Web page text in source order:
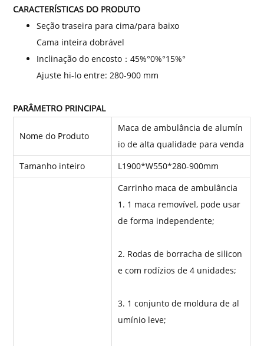
CARACTERÍSTICAS DO PRODUTO
Seção traseira para cima/para baixo
Cama inteira dobrável
Inclinação do encosto：45%°0%°15%°
Ajuste hi-lo entre: 280-900 mm
PARÂMETRO PRINCIPAL
Nome do Produto
Maca de ambulância de alumín
io de alta qualidade para venda
Tamanho inteiro
L1900*W550*280-900mm
Carrinho maca de ambulância
1. 1 maca removível, pode usar
de forma independente;
2. Rodas de borracha de silicon
e com rodízios de 4 unidades;
3. 1 conjunto de moldura de al
umínio leve;